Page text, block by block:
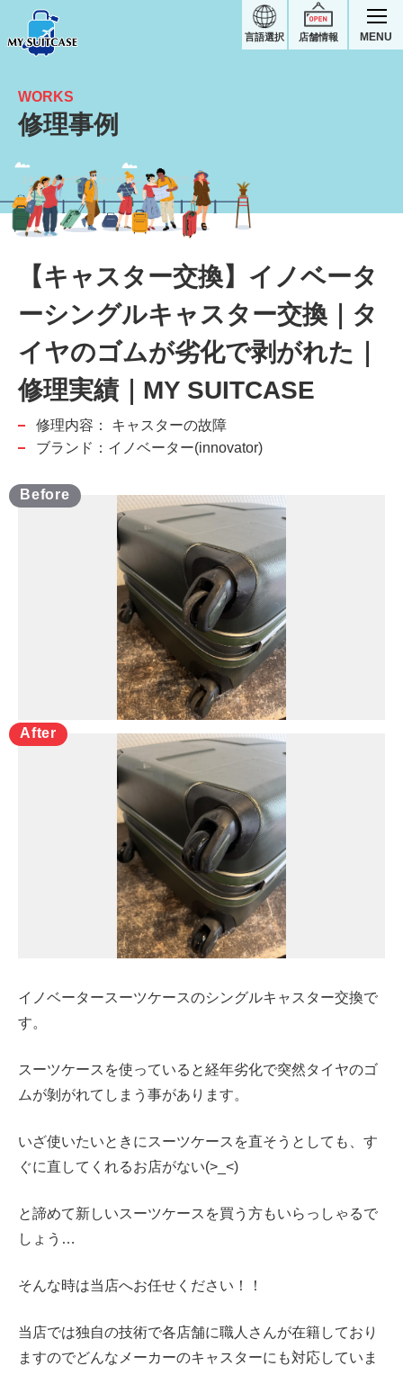
店舗情報
言語選択 MENU
【キャスター交換】タイヤのゴムが劣化で剥がれた｜イノベータースーツケース修理実績
WORKS
修理事例
【キャスター交換】イノベータ
ーシングルキャスター交換｜タ
イヤのゴムが劣化で剥がれた｜
修理実績｜MY SUITCASE
修理内容：
キャスターの故障
ブランド：イノベーター(innovator)
イノベータースーツケースのシングルキャスター交換で
す。
スーツケースを使っていると経年劣化で突然タイヤのゴ
ムが剝がれてしまう事があります。
いざ使いたいときにスーツケースを直そうとしても、す
ぐに直してくれるお店がない(>_<)
と諦めて新しいスーツケースを買う方もいらっしゃるで
しょう…
そんな時は当店へお任せください！！
当店では独自の技術で各店舗に職人さんが在籍しており
ますのでどんなメーカーのキャスターにも対応していま